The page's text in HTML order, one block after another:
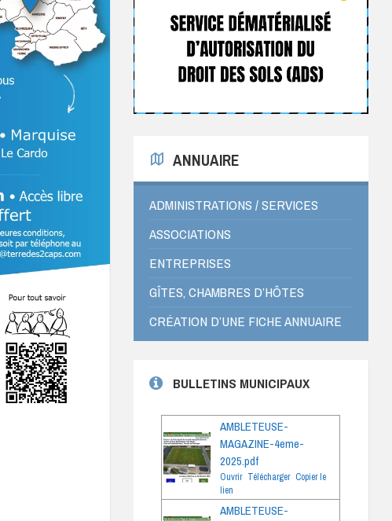
ANNUAIRE
ADMINISTRATIONS / SERVICES
ASSOCIATIONS
ENTREPRISES
GÎTES, CHAMBRES D’HÔTES
CRÉATION D’UNE FICHE ANNUAIRE
BULLETINS MUNICIPAUX
AMBLETEUSE-
MAGAZINE-4eme-
2025.pdf
Ouvrir Télécharger Copier le
lien
AMBLETEUSE-